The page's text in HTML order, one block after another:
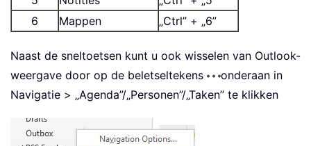
6
Mappen „Ctrl” + „6”
Naast de sneltoetsen kunt u ook wisselen van Outlook-
weergave door op de beletseltekens
onderaan in
Navigatie > „Agenda”/„Personen”/„Taken” te klikken